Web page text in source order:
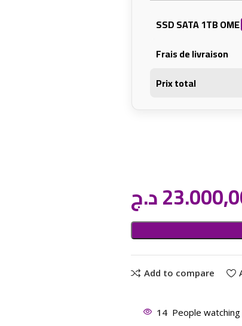
SSD SATA 1TB OME
Frais de livraison
Prix total
د.ج
Add to compare
14 People